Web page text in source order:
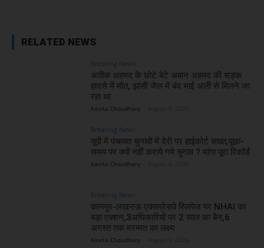
RELATED NEWS
Breaking News
अतीक अहमद के छोटे बेटे अबान अहमद की सड़क
हादसे में मौत, झांसी जेल में बंद भाई अली से मिलने जा
रहा था
Kavita Choudhary
Breaking News
यूपी में पंचायत चुनावों में देरी पर हाईकोर्ट सख्त,पूछा-
समय पर क्यों नहीं कराये गये चुनाव ? मांगा पूरा रिकॉर्ड
Kavita Choudhary
Breaking News
कानपुर-लखनऊ एक्सप्रेसवे स्लिपेज पर NHAI का
बड़ा एक्शन,3अधिकारियों पर 2 साल का बैन,6
अगस्त तक मरम्मत का लक्ष्य
Kavita Choudhary